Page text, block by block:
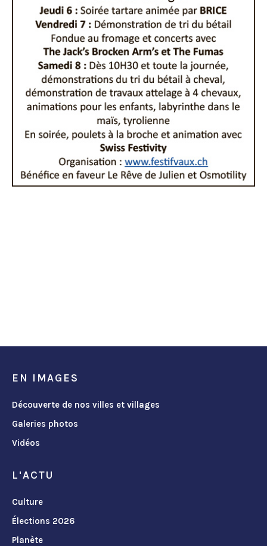
EN IMAGES
Découverte de nos villes et villages
Galeries photos
Vidéos
L'ACTU
Culture
Élections 2026
Planète